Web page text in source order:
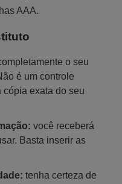
AAA.
o seu
é um controle
cópia exata do seu
você receberá
Basta inserir as
tenha certeza de